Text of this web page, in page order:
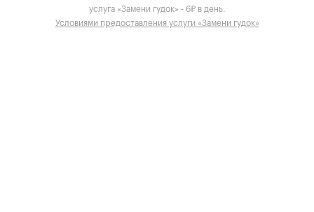
услуга «Замени гудок» - 6₽ в день.
Условиями предоставления услуги «Замени гудок»